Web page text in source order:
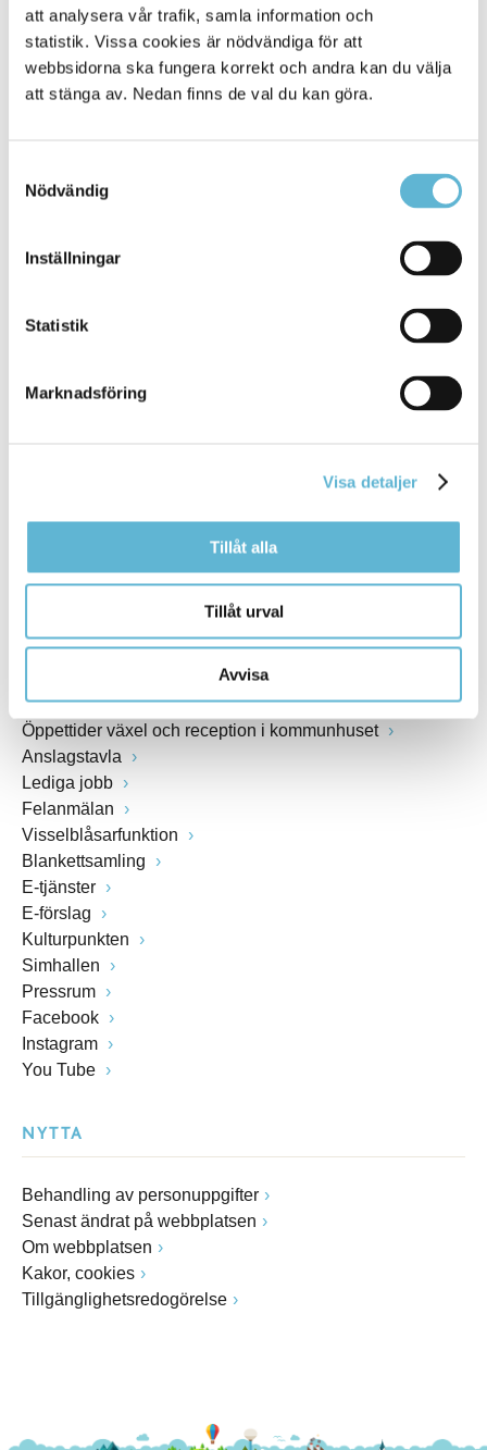
att analysera vår trafik, samla information och
statistik. Vissa cookies är nödvändiga för att
webbsidorna ska fungera korrekt och andra kan du välja
att stänga av. Nedan finns de val du kan göra.
Nödvändig
Inställningar
Statistik
Marknadsföring
Visa detaljer
Tillåt alla
Tillåt urval
Avvisa
KONTAKT
Besöksadress
Box 18, 295 21 Bromölla
Fax: 0456-82 22 00
Öppettider växel och reception i kommunhuset
Anslagstavla
Lediga jobb
Felanmälan
Visselblåsarfunktion
Blankettsamling
E-tjänster
E-förslag
Kulturpunkten
Simhallen
Pressrum
Facebook
Instagram
You Tube
NYTTA
Behandling av personuppgifter
Senast ändrat på webbplatsen
Om webbplatsen
Kakor, cookies
Tillgänglighetsredogörelse